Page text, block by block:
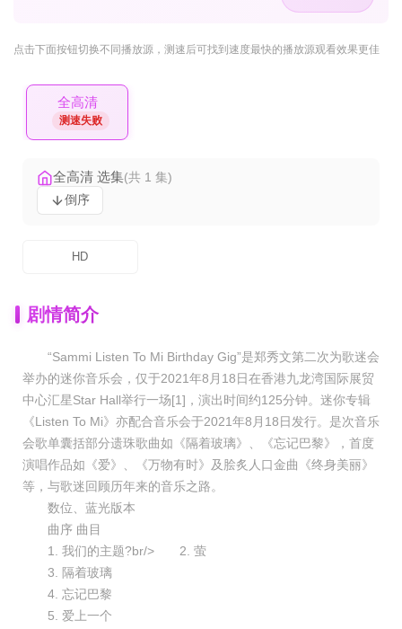
点击下面按钮切换不同播放源 ，测速后可找到速度最快的播放源观看效果更佳
全高清
测速失败
全高清 选集(共 1 集)
倒序
HD
剧情简介
“Sammi Listen To Mi Birthday Gig”是郑秀文第二次为歌迷会
举办的迷你音乐会，仅于2021年8月18日在香港九龙湾国际展贸
中心汇星Star Hall举行一场[1]，演出时间约125分钟。迷你专辑
《Listen To Mi》亦配合音乐会于2021年8月18日发行。是次音乐
会歌单囊括部分遗珠歌曲如《隔着玻璃》、《忘记巴黎》，首度
演唱作品如《爱》、《万物有时》及脍炙人口金曲《终身美丽》
等，与歌迷回顾历年来的音乐之路。
数位、蓝光版本
曲序 曲目
1. 我们的主题?br/> 2. 萤
3. 隔着玻璃
4. 忘记巴黎
5. 爱上一个